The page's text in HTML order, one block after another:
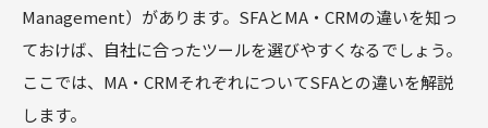
Management）があります。SFAとMA・CRMの違いを知っ
ておけば、自社に合ったツールを選びやすくなるでしょう。
ここでは、MA・CRMそれぞれについてSFAとの違いを解説
します。